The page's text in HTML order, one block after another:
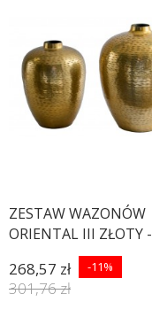
ZESTAW WAZONÓW
ORIENTAL III ZŁOTY -
268,57 zł -11%
301,76 zł